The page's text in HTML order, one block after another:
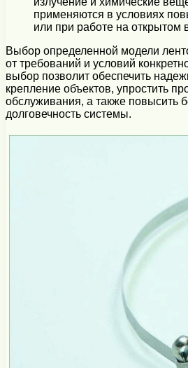
применяются в условиях
или при работе на открытом
Выбор определенной модели
от требований и условий
выбор позволит обеспечить
крепление объектов, упростить
обслуживания, а также повысить
долговечность системы.